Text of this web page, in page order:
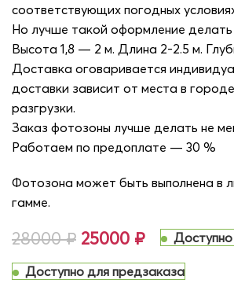
соответствующих погодных
Но лучше такой оформление делать
Высота 1,8 — 2 м. Длина 2-2.5 м.
Доставка оговаривается
доставки зависит от места в
разгрузки.
Заказ фотозоны лучше делать не
Работаем по предоплате — 30 %
Фотозона может быть выполнена в
гамме.
28000₽ Первоначальная
составляла 28000
25000 ₽Текущая
Доступно для предзаказа